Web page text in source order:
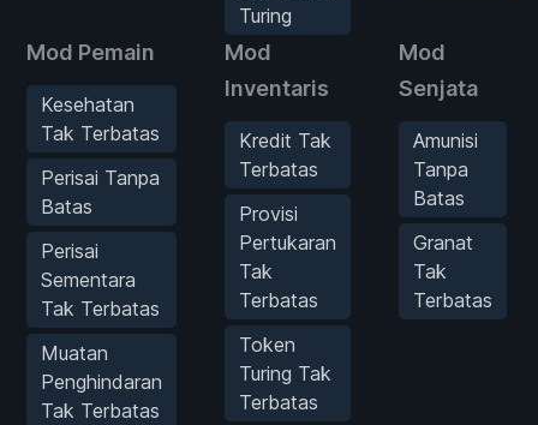
Turing
Mod Pemain
Kesehatan
Tak Terbatas
Perisai Tanpa
Batas
Perisai
Sementara
Tak Terbatas
Muatan
Penghindaran
Tak Terbatas
Mod
Inventaris
Kredit Tak
Terbatas
Provisi
Pertukaran
Tak
Terbatas
Token
Turing Tak
Terbatas
Mod
Senjata
Amunisi
Tanpa
Batas
Granat
Tak
Terbatas